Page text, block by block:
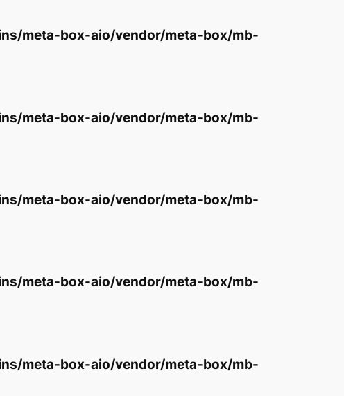
meta-box-aio/vendor/meta-box/mb-
meta-box-aio/vendor/meta-box/mb-
meta-box-aio/vendor/meta-box/mb-
meta-box-aio/vendor/meta-box/mb-
meta-box-aio/vendor/meta-box/mb-